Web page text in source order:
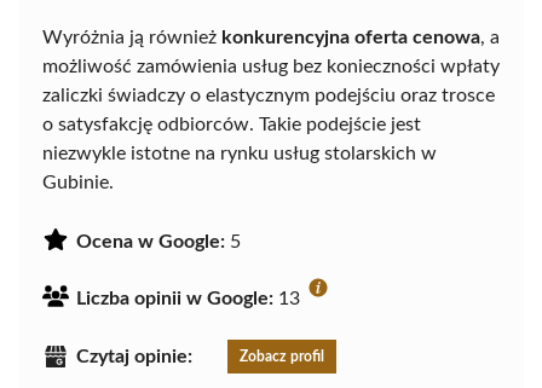
Wyróżnia ją również konkurencyjna oferta cenowa, a
możliwość zamówienia usług bez konieczności wpłaty
zaliczki świadczy o elastycznym podejściu oraz trosce
o satysfakcję odbiorców. Takie podejście jest
niezwykle istotne na rynku usług stolarskich w
Gubinie.
Ocena w Google: 5
Liczba opinii w Google: 13
Czytaj opinie: Zobacz profil